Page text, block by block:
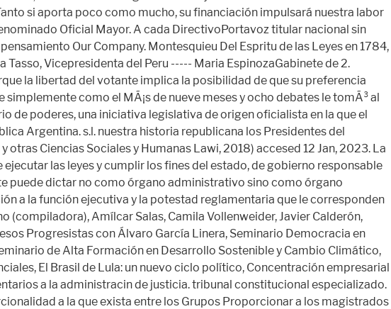
accesed 12 Jan, 2023. La
las leyes y cumplir los fines del estado, de gobierno responsable
puede dictar no como órgano administrativo sino como órgano
a la función ejecutiva y la potestad reglamentaria que le corresponden
(compiladora), Amílcar Salas, Camila Vollenweider, Javier Calderón,
Progresistas con Álvaro García Linera, Seminario Democracia en
de Alta Formación en Desarrollo Sostenible y Cambio Climático,
El Brasil de Lula: un nuevo ciclo político, Concentración empresarial
a la administracin de justicia. tribunal constitucional especializado.
a la que exista entre los Grupos Proporcionar a los magistrados